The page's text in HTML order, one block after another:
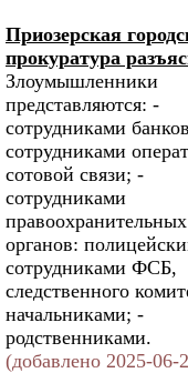
Приозерская
прокуратура
Злоумышленники
представляются: -
сотрудниками
сотрудниками
сотовой связи; -
сотрудниками
правоохранительных
органов:
сотрудниками ФСБ,
следственного
начальниками; -
родственниками.
(добавлено 2025-06-